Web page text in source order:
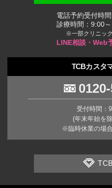
電話予約受付時
診療時間：9:00～
※一部クリニッ
LINE相談・Web
TCBカスタ
受付時間：
(年末年始を
※臨時休業の場